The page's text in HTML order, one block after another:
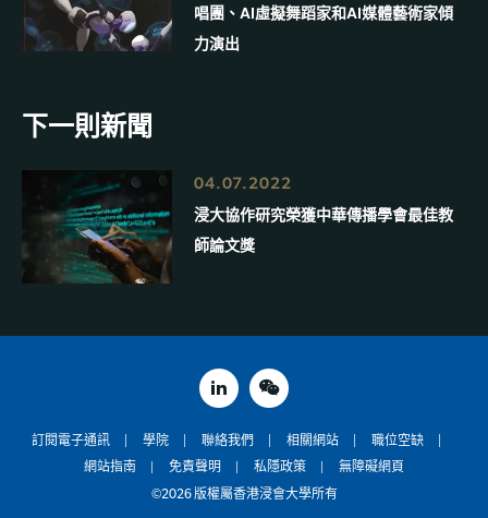
唱團、AI虛擬舞蹈家和AI媒體藝術家傾
力演出
下一則新聞
04.07.2022
浸大協作研究榮獲中華傳播學會最佳教
師論文獎
訂閱電子通訊 學院 聯絡我們 相關網站
職位空缺
網站指南
免責聲明 私隱政策 無障礙網頁
©2026 版權屬香港浸會大學所有
linked inweixin